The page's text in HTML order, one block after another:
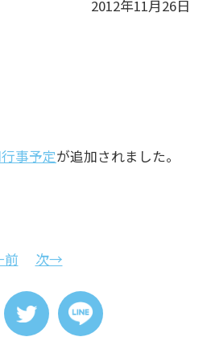
2012年11月26日
事予定が追加されました。
次→